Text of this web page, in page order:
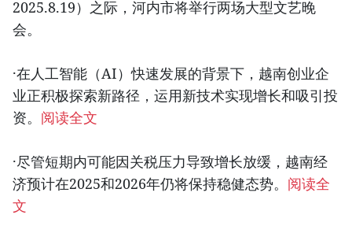
2025.8.19）之际，河内市将举行两场大型文艺晚
会。
·在人工智能（AI）快速发展的背景下，越南创业企
业正积极探索新路径，运用新技术实现增长和吸引投
资。 阅读全文
·尽管短期内可能因关税压力导致增长放缓，越南经
济预计在2025和2026年仍将保持稳健态势。 阅读全
文